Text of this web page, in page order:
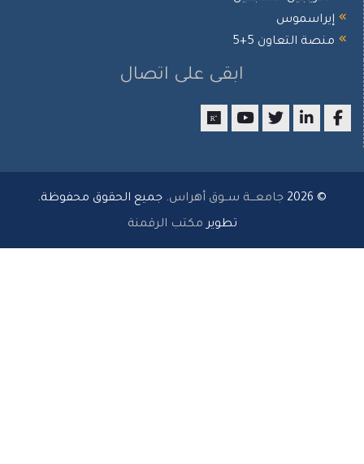
التعاون 5+5
ابقى على اتصال
جامعـــة ســوق أهراس . جميع الحقوق محفوظة.
مكتب الرقمنة